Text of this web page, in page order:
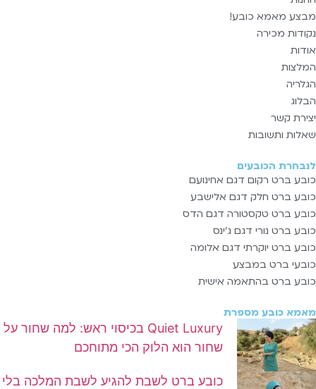
מבצע מאמא כובע!
נקודות מכירה
אודות
המלצות
הגלריה
הבלוג
יצירת קשר
שאלות ותשובות
לנבחרת הכובעים
כובע ברט רקום דגם אחינועם
כובע ברט חלק דגם אלישבע
כובע ברט טקסטורה דגם הדס
כובע ברט נורי דגם ג'ינס
כובע ברט יוקרתי דגם אלומה
כובעי ברט במבצע
כובע ברט בהתאמה אישית
מאמא כובע מספרת
Quiet Luxury בכיסוי ראש: למה שחור על
שחור הוא הלוק הכי מתוחכם
כובע ברט לשבת להגיע לשבת המלכה בלי